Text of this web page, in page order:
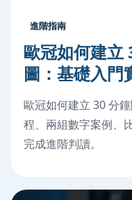
進階指南
歐冠如何建立
圖：基礎入門
歐冠如何建立 30 分
程、兩組數字案例、
完成進階判讀。